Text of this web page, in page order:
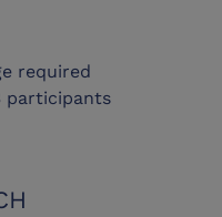
required
participants